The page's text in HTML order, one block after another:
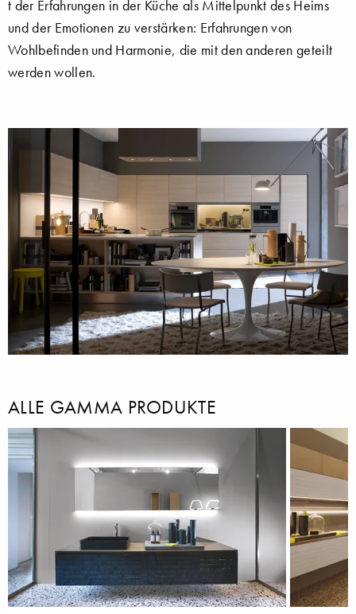
t der Erfahrungen in der Küche als Mittelpunkt des Heims
und der Emotionen zu verstärken: Erfahrungen von
Wohlbefinden und Harmonie, die mit den anderen geteilt
werden wollen.
ALLE GAMMA PRODUKTE